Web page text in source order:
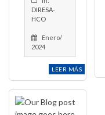
DIRESA-
HCO
Enero/
2024
LEER MÁS